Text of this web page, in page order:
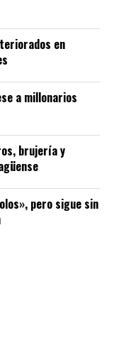
en
a millonarios
brujería y
pero sigue sin